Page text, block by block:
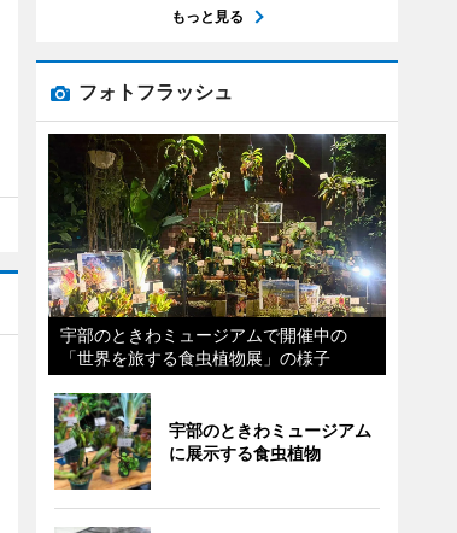
もっと見る
フォトフラッシュ
宇部のときわミュージアムで開催中の
「世界を旅する食虫植物展」の様子
宇部のときわミュージアム
に展示する食虫植物